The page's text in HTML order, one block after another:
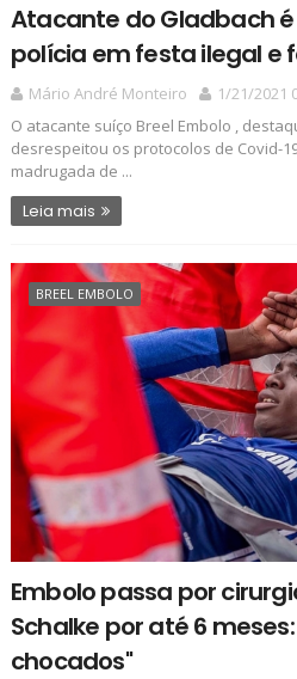
Atacante do Gladbach
polícia em festa ilegal e
Mário André Monteiro
1/21/2021
O atacante suíço Breel Embolo ,
desrespeitou os protocolos de Covid-
madrugada de ...
Leia mais
BREEL EMBOLO
Embolo passa por
Schalke por até 6
chocados"